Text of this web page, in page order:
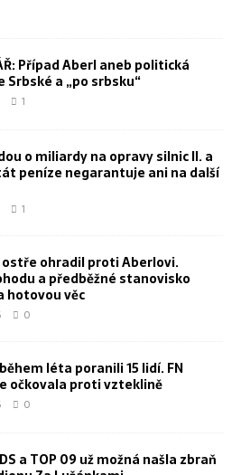
Případ Aberl aneb politická
Srbské a „po srbsku“
1
o miliardy na opravy silnic II. a
peníze negarantuje ani na další
1
ohradil proti Aberlovi.
a předběžné stanovisko
hotovou věc
0
léta poranili 15 lidí. FN
očkovala proti vzteklině
0
a TOP 09 už možná našla zbraň